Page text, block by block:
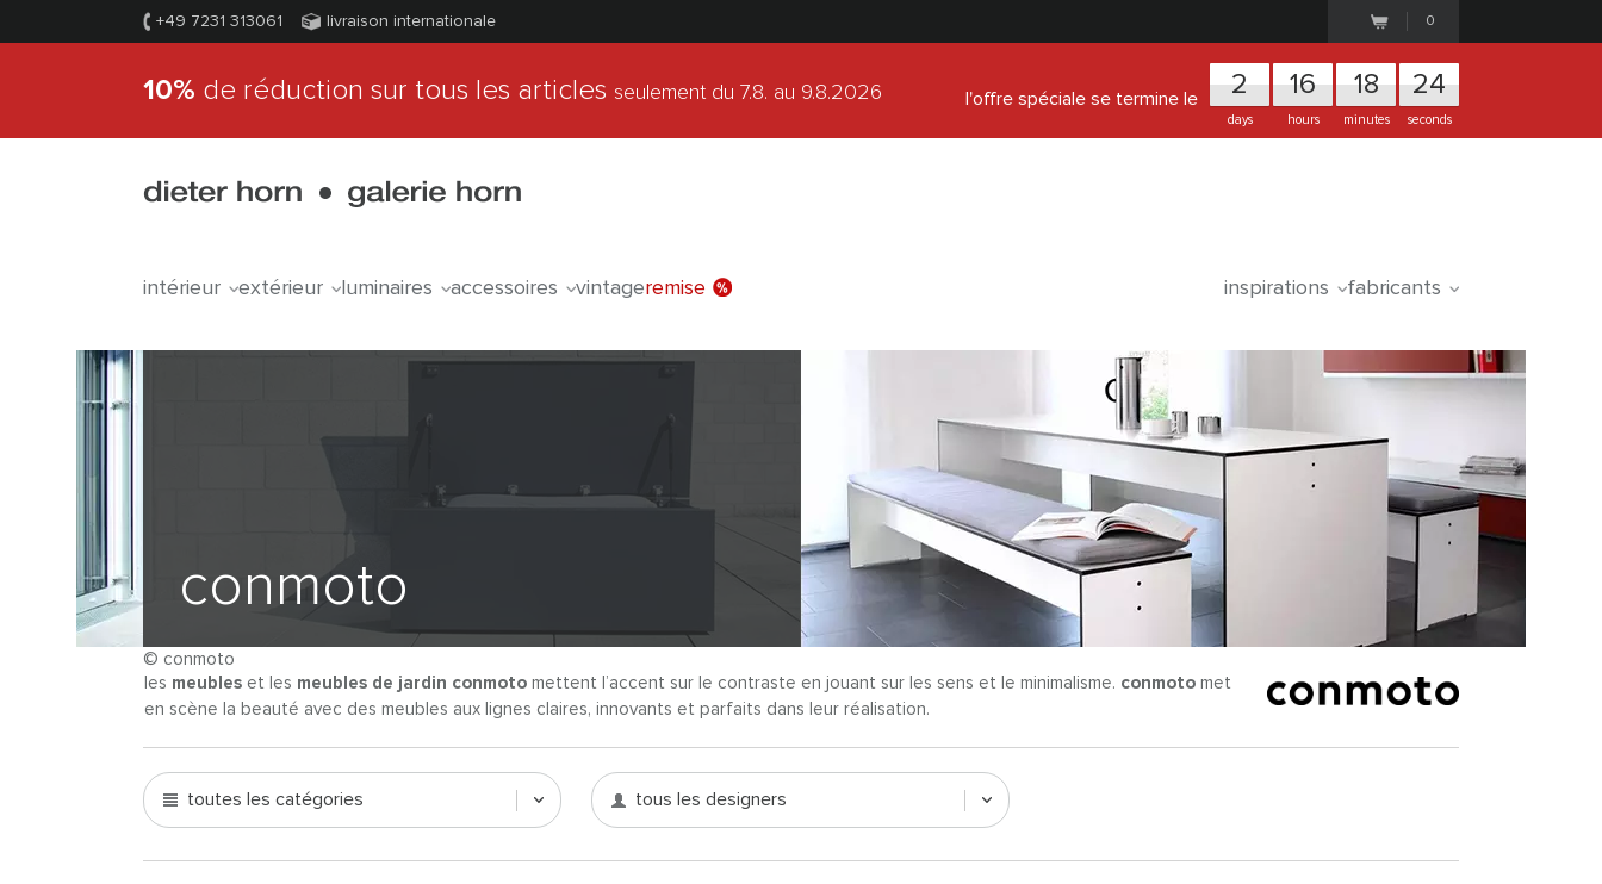
+49 7231 313061 livraison internationale 0
10% de réduction sur tous les articles seulement du 7.8. au 9.8.2026 l'offre spéciale se termine le 2
days
16
hours
18
minutes
23
seconds
intérieur extérieur luminaires accessoires vintageremise inspirations fabricants
conmoto
© conmoto
les meubleset les meubles de jardin conmotomettent l’accent sur le contraste en jouant sur les sens et le minimalisme. conmoto met
en scène la beauté avec des meubles aux lignes claires, innovants et parfaits dans leur réalisation.
toutes les catégories tous les designers